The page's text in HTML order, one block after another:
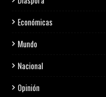
Económicas
Mundo
Nacional
Opinión